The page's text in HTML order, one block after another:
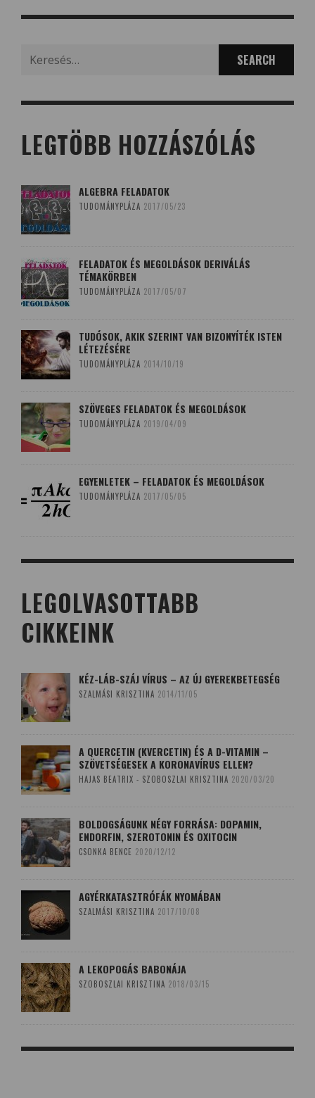
LEGTÖBB HOZZÁSZÓLÁS
ALGEBRA FELADATOK
TUDOMÁNYPLÁZA 2017/05/23
FELADATOK ÉS MEGOLDÁSOK DERIVÁLÁS
TÉMAKÖRBEN
TUDOMÁNYPLÁZA 2017/05/07
TUDÓSOK, AKIK SZERINT VAN BIZONYÍTÉK ISTEN
LÉTEZÉSÉRE
TUDOMÁNYPLÁZA 2014/10/19
SZÖVEGES FELADATOK ÉS MEGOLDÁSOK
TUDOMÁNYPLÁZA 2019/04/09
EGYENLETEK – FELADATOK ÉS MEGOLDÁSOK
TUDOMÁNYPLÁZA 2017/05/05
LEGOLVASOTTABB
CIKKEINK
KÉZ-LÁB-SZÁJ VÍRUS – AZ ÚJ GYEREKBETEGSÉG
SZALMÁSI KRISZTINA 2014/11/05
A QUERCETIN (KVERCETIN) ÉS A D-VITAMIN –
SZÖVETSÉGESEK A KORONAVÍRUS ELLEN?
HAJAS BEATRIX - SZOBOSZLAI KRISZTINA 2020/03/20
BOLDOGSÁGUNK NÉGY FORRÁSA: DOPAMIN,
ENDORFIN, SZEROTONIN ÉS OXITOCIN
CSONKA BENCE 2020/12/12
AGYÉRKATASZTRÓFÁK NYOMÁBAN
SZALMÁSI KRISZTINA 2017/10/08
A LEKOPOGÁS BABONÁJA
SZOBOSZLAI KRISZTINA 2018/03/15